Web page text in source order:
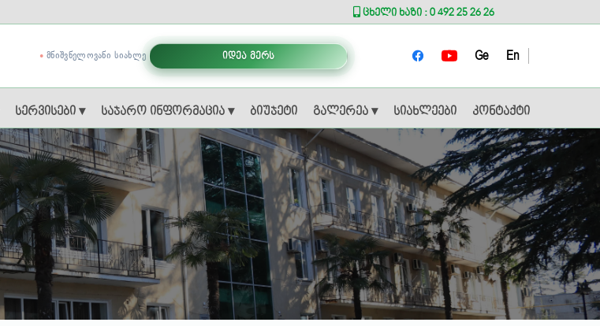
ცხელი ხაზი : 0 492 25 26 26
სერვისები ▾ საჯარო ინფორმაცია ▾ ბიუჯეტი გალერეა ▾ სიახლეები კონტაქტი
ᲛᲜᲘᲨᲕᲜᲔᲚᲝᲕᲐᲜᲘ ᲡᲘᲐᲮᲚᲔ იდეა მერს Ge En